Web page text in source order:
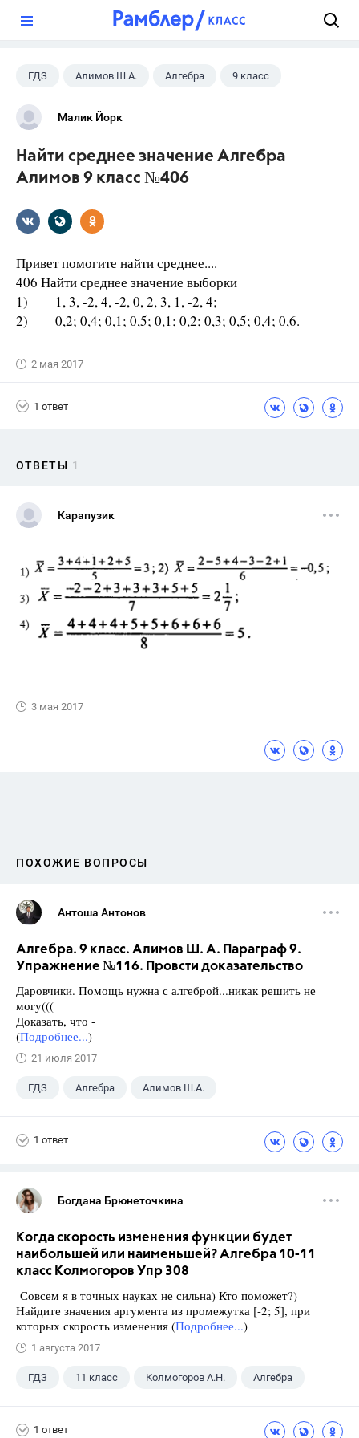
ГДЗ Алимов Ш.А. Алгебра 9 класс
Малик Йорк
Найти среднее значение Алгебра
Алимов 9 класс №406
Привет помогите найти среднее....
406 Найти среднее значение выборки
1) 1, 3, -2, 4, -2, 0, 2, 3, 1, -2, 4;
2) 0,2; 0,4; 0,1; 0,5; 0,1; 0,2; 0,3; 0,5; 0,4; 0,6.
2 мая 2017
1 ответ
ОТВЕТЫ 1
Карапузик
3 мая 2017
ПОХОЖИЕ ВОПРОСЫ
Антоша Антонов
Алгебра. 9 класс. Алимов Ш. А. Параграф 9.
Упражнение №116. Провсти доказательство
Даровчики. Помощь нужна с алгеброй...никак решить не
могу(((
Доказать, что -
(Подробнее...)
21 июля 2017
ГДЗ Алгебра Алимов Ш.А.
1 ответ
Богдана Брюнеточкина
Когда скорость изменения функции будет
наибольшей или наименьшей? Алгебра 10-11
класс Колмогоров Упр 308
Совсем я в точных науках не сильна) Кто поможет?)
Найдите значения аргумента из промежутка [-2; 5], при
которых скорость изменения (Подробнее...)
1 августа 2017
ГДЗ 11 класс Колмогоров А.Н. Алгебра
1 ответ